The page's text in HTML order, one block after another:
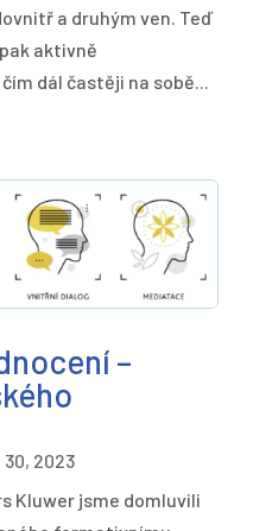
a druhým ven. Teď
aktivně
dál častěji na sobě...
–
30, 2023
Kluwer jsme domluvili